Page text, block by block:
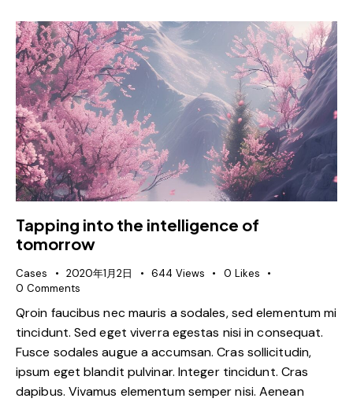
Tapping into the intelligence of
tomorrow
Cases 2020年1月2日 644 Views 0 Likes
0 Comments
Qroin faucibus nec mauris a sodales, sed elementum mi
tincidunt. Sed eget viverra egestas nisi in consequat.
Fusce sodales augue a accumsan. Cras sollicitudin,
ipsum eget blandit pulvinar. Integer tincidunt. Cras
dapibus. Vivamus elementum semper nisi. Aenean